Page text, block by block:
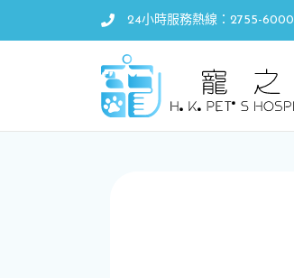
24小時服務熱線：2755-6000